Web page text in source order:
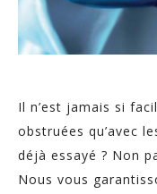
Il n’est jamais si
obstruées qu’avec
déjà essayé ? Non
Nous vous